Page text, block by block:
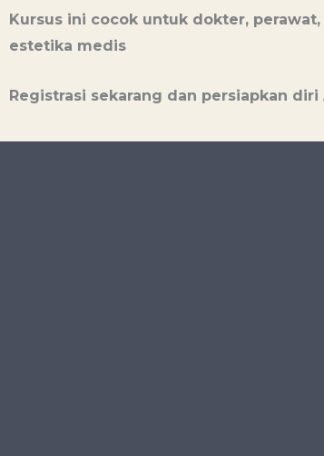
Kursus ini cocok untuk dokter,
estetika medis
Registrasi sekarang dan persiapkan